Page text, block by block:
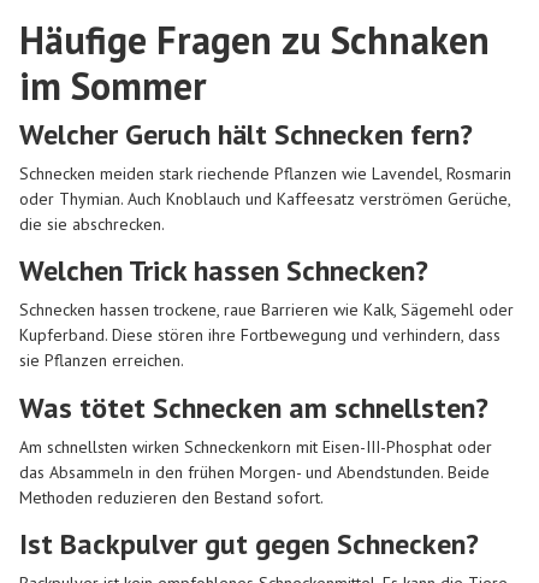
Häufige Fragen zu Schnaken
im Sommer
Welcher Geruch hält Schnecken fern?
Schnecken meiden stark riechende Pflanzen wie Lavendel, Rosmarin
oder Thymian. Auch Knoblauch und Kaffeesatz verströmen Gerüche,
die sie abschrecken.
Welchen Trick hassen Schnecken?
Schnecken hassen trockene, raue Barrieren wie Kalk, Sägemehl oder
Kupferband. Diese stören ihre Fortbewegung und verhindern, dass
sie Pflanzen erreichen.
Was tötet Schnecken am schnellsten?
Am schnellsten wirken Schneckenkorn mit Eisen-III-Phosphat oder
das Absammeln in den frühen Morgen- und Abendstunden. Beide
Methoden reduzieren den Bestand sofort.
Ist Backpulver gut gegen Schnecken?